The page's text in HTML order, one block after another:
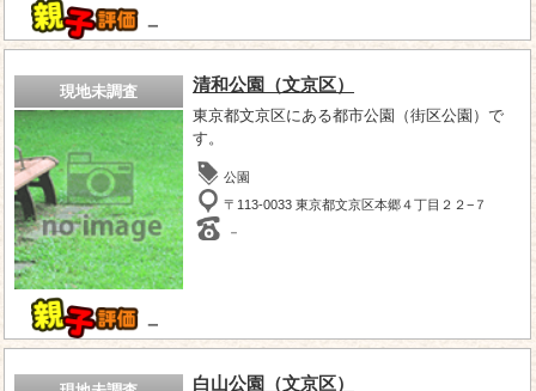
－
現地未調査
－
清和公園（文京区）
東京都文京区にある都市公園（街区公園）で
す。
公園
〒113-0033 東京都文京区本郷４丁目２２−７
－
白山公園（文京区）